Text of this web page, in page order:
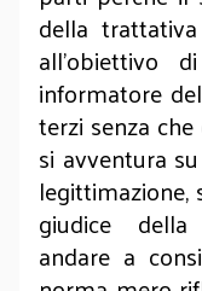
della
all’obiettivo
informatore
terzi senza
si avventura
giudice della
andare a